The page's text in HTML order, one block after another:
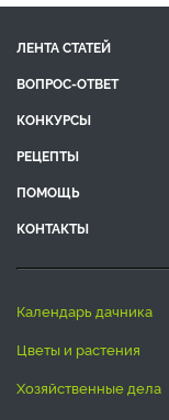
ЛЕНТА СТАТЕЙ
ВОПРОС-ОТВЕТ
КОНКУРСЫ
РЕЦЕПТЫ
ПОМОЩЬ
КОНТАКТЫ
календарь дачника
цветы и растения
хозяйственные дела